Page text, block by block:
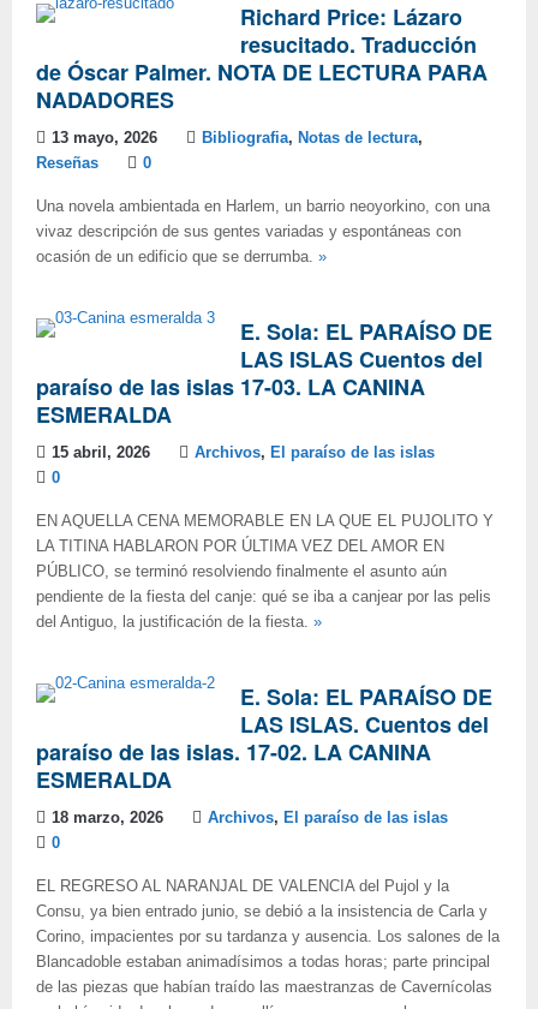
Richard Price: Lázaro
resucitado. Traducción
de Óscar Palmer. NOTA DE LECTURA PARA
NADADORES
13 mayo, 2026 Bibliografia, Notas de lectura,
Reseñas
0
Una novela ambientada en Harlem, un barrio neoyorkino, con una
vivaz descripción de sus gentes variadas y espontáneas con
ocasión de un edificio que se derrumba. »
E. Sola: EL PARAÍSO DE
LAS ISLAS Cuentos del
paraíso de las islas 17-03. LA CANINA
ESMERALDA
15 abril, 2026 Archivos, El paraíso de las islas
0
EN AQUELLA CENA MEMORABLE EN LA QUE EL PUJOLITO Y
LA TITINA HABLARON POR ÚLTIMA VEZ DEL AMOR EN
PÚBLICO, se terminó resolviendo finalmente el asunto aún
pendiente de la fiesta del canje: qué se iba a canjear por las pelis
del Antiguo, la justificación de la fiesta. »
E. Sola: EL PARAÍSO DE
LAS ISLAS. Cuentos del
paraíso de las islas. 17-02. LA CANINA
ESMERALDA
18 marzo, 2026 Archivos, El paraíso de las islas
0
EL REGRESO AL NARANJAL DE VALENCIA del Pujol y la
Consu, ya bien entrado junio, se debió a la insistencia de Carla y
Corino, impacientes por su tardanza y ausencia. Los salones de la
Blancadoble estaban animadísimos a todas horas; parte principal
de las piezas que habían traído las maestranzas de Cavernícolas